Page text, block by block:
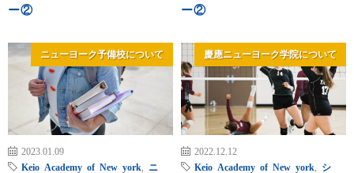
ー②
ー②
ニューヨーク予備校について
2023.01.09
Keio Academy of New york
ニ
慶應ニューヨーク学院について
2022.12.12
Keio Academy of New york
シ